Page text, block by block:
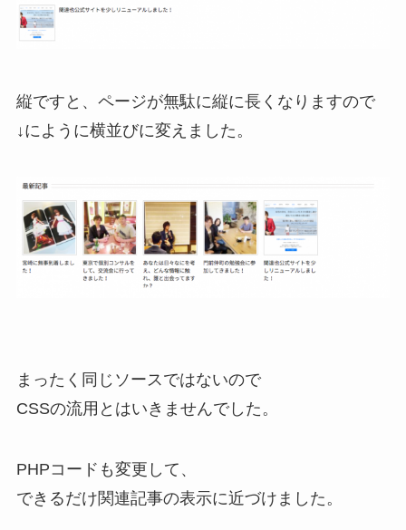
縦ですと、ページが無駄に縦に長くなりますので
↓にように横並びに変えました。
まったく同じソースではないので
CSSの流用とはいきませんでした。
PHPコードも変更して、
できるだけ関連記事の表示に近づけました。